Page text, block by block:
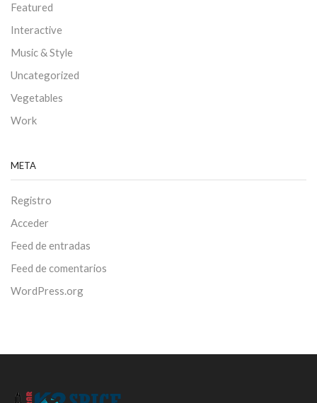
Featured
Interactive
Music & Style
Uncategorized
Vegetables
Work
META
Registro
Acceder
Feed de entradas
Feed de comentarios
WordPress.org